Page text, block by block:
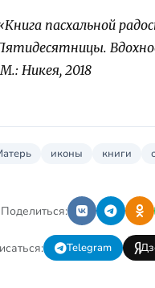
Книга пасхальной
Никея, 2018
иконы книги
Поделиться:
Telegram